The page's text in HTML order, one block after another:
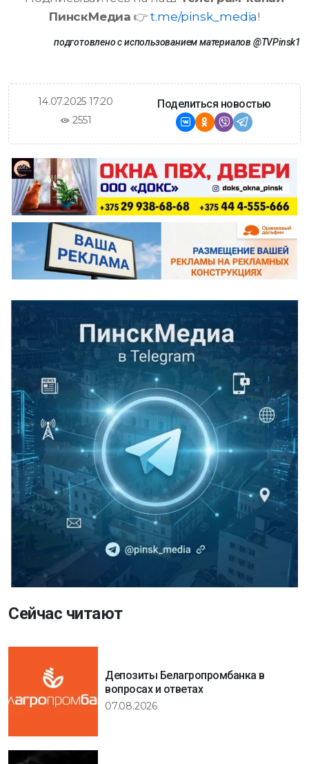
ПинскМедиа 👉t.me/pinsk_media!
подготовлено с использованием материалов @TVPinsk1
14.07.2025 17:20
2551
Поделиться новостью
Сейчас читают
Депозиты Белагропромбанка в
вопросах и ответах
07.08.2026